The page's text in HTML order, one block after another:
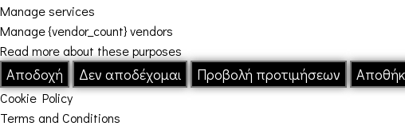
Manage services
Manage {vendor_count} vendors
Read more about these purposes
Αποδοχή Δεν αποδέχομαι Προβολή προτιμήσεων
Cookie Policy
Terms and Conditions